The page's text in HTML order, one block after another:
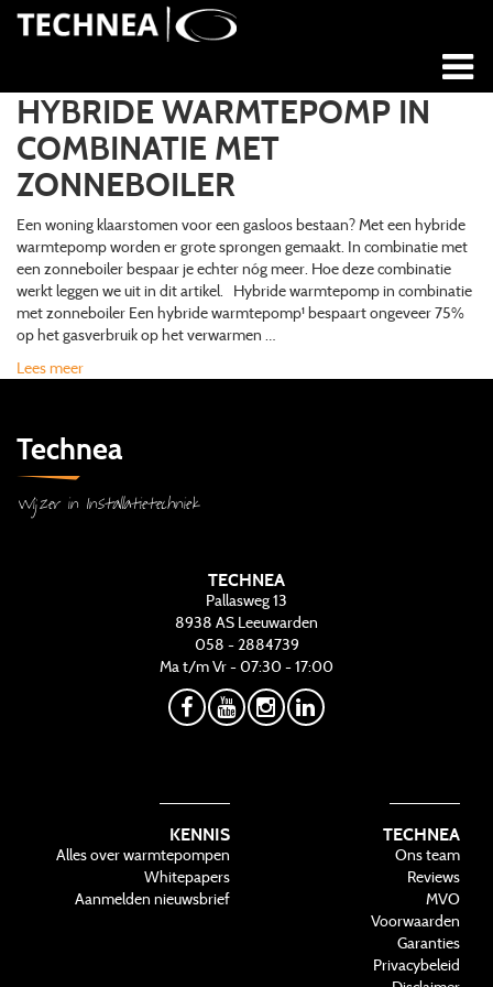
HYBRIDE WARMTEPOMP IN
COMBINATIE MET
ZONNEBOILER
Een woning klaarstomen voor een gasloos bestaan? Met een hybride
warmtepomp worden er grote sprongen gemaakt. In combinatie met
een zonneboiler bespaar je echter nóg meer. Hoe deze combinatie
werkt leggen we uit in dit artikel. Hybride warmtepomp in combinatie
met zonneboiler Een hybride warmtepomp¹ bespaart ongeveer 75%
op het gasverbruik op het verwarmen …
Lees meer
Technea
Wijzer in Installatietechniek
TECHNEA
Pallasweg 13
8938 AS Leeuwarden
058 - 2884739
Ma t/m Vr - 07:30 - 17:00
KENNIS
Alles over warmtepompen
Whitepapers
Aanmelden nieuwsbrief
TECHNEA
Ons team
Reviews
MVO
Voorwaarden
Garanties
Privacybeleid